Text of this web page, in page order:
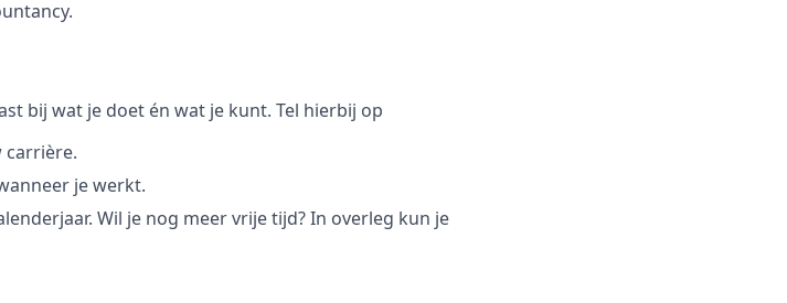
bij wat je doet én wat je kunt. Tel hierbij op
carrière.
je werkt.
Wil je nog meer vrije tijd? In overleg kun je